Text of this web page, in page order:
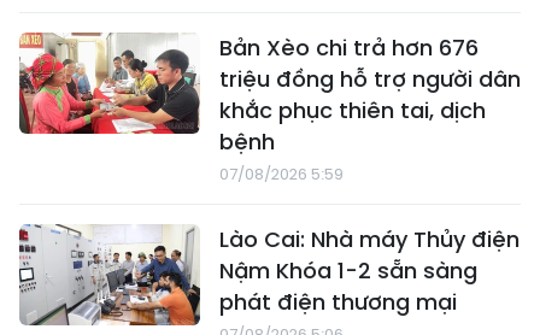
Bản Xèo chi trả hơn 676
triệu đồng hỗ trợ người dân
khắc phục thiên tai, dịch
bệnh
07/08/2026 5:59
Lào Cai: Nhà máy Thủy điện
Nậm Khóa 1-2 sẵn sàng
phát điện thương mại